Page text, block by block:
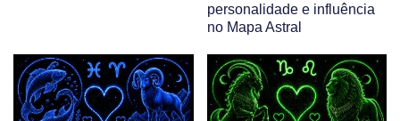
personalidade e influência
no Mapa Astral